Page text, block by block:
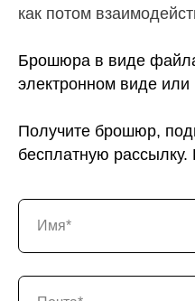
как потом
Брошюра в виде
электронном виде или
Получите брошюр,
бесплатную рассылку.